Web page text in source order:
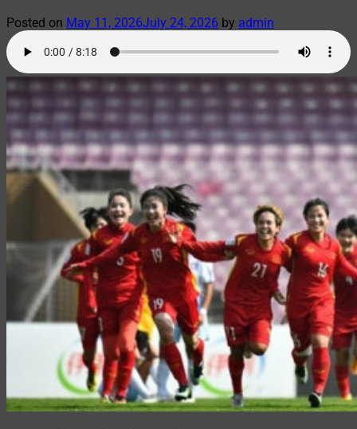
Posted on May 11, 2026July 24, 2026 by admin